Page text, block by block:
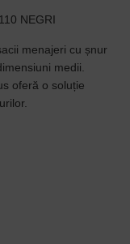
NEGRI
menajeri cu șnur
medii.
oferă o soluție